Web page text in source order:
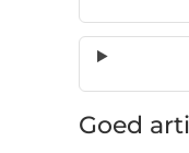
Goed